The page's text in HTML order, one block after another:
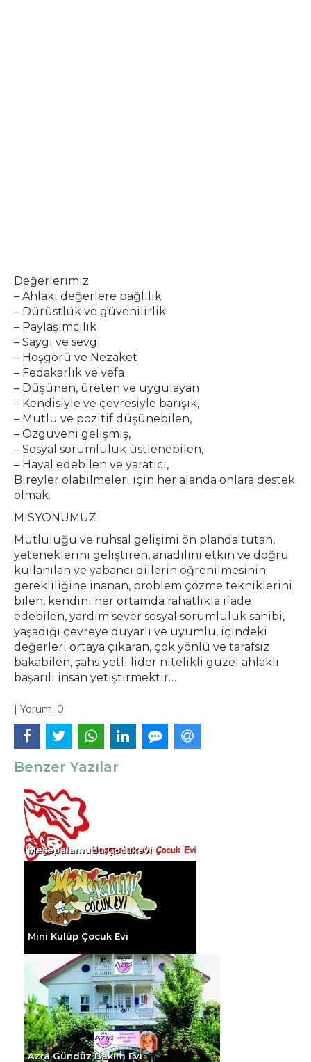
Değerlerimiz
– Ahlaki değerlere bağlılık
– Dürüstlük ve güvenilirlik
– Paylaşımcılık
– Saygı ve sevgi
– Hoşgörü ve Nezaket
– Fedakarlık ve vefa
– Düşünen, üreten ve uygulayan
– Kendisiyle ve çevresiyle barışık,
– Mutlu ve pozitif düşünebilen,
– Özgüveni gelişmiş,
– Sosyal sorumluluk üstlenebilen,
– Hayal edebilen ve yaratıcı,
Bireyler olabilmeleri için her alanda onlara destek
olmak.
MİSYONUMUZ
Mutluluğu ve ruhsal gelişimi ön planda tutan,
yeteneklerini geliştiren, anadilini etkin ve doğru
kullanılan ve yabancı dillerin öğrenilmesinin
gerekliliğine inanan, problem çözme tekniklerini
bilen, kendini her ortamda rahatlıkla ifade
edebilen, yardım sever sosyal sorumluluk sahibi,
yaşadığı çevreye duyarlı ve uyumlu, içindeki
değerleri ortaya çıkaran, çok yönlü ve tarafsız
bakabilen, şahsiyetli lider nitelikli güzel ahlaklı
başarılı insan yetiştirmektir…
| Yorum: 0
Benzer Yazılar
Meşepalamudu Çocukevi
Mini Kulüp Çocuk Evi
Azra Gündüz Bakım Evi